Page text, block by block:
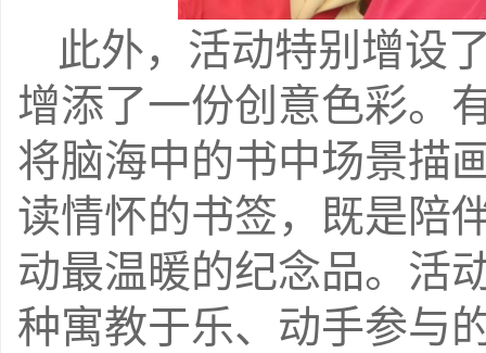
此外，活动特别增设
增添了一份创意色彩。
将脑海中的书中场景描
读情怀的书签，既是陪
动最温暖的纪念品。活
种寓教于乐、动手参与